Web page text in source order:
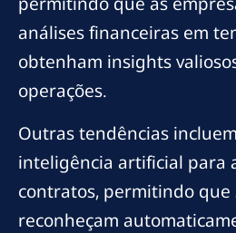
análises financeiras em
obtenham insights
operações.
Outras tendências
inteligência artificial para
contratos, permitindo que
reconheçam